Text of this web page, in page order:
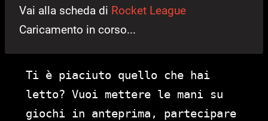
Vai alla scheda di Rocket League
Caricamento in corso...
Ti è piaciuto quello che hai
letto? Vuoi mettere le mani su
giochi in anteprima, partecipare